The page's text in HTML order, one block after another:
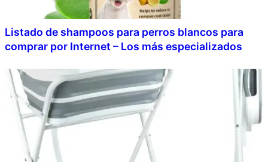
Listado de shampoos para perros blancos para
comprar por Internet – Los más especializados